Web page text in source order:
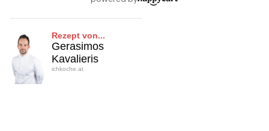
Rezept von...
Gerasimos
Kavalieris
ichkoche.at